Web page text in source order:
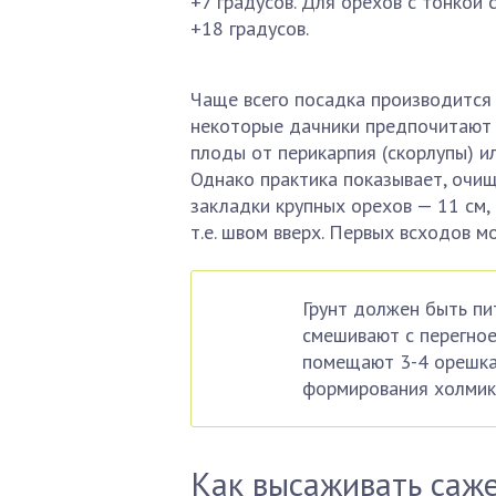
+18 градусов.
Чаще всего посадка
некоторые дачники
плоды от перикарпия (скорлупы)
Однако практика показывает,
закладки крупных орехов — 11
т.е. швом вверх. Первых всходов
Грунт должен быть
смешивают с
помещают 3-4
формирования
Как высаживать